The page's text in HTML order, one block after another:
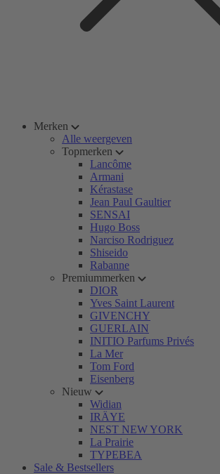
Merken
Alle weergeven
Topmerken
Lancôme
Armani
Kérastase
Jean Paul Gaultier
SENSAI
Hugo Boss
Narciso Rodriguez
Shiseido
Rabanne
Premiummerken
DIOR
Yves Saint Laurent
GIVENCHY
GUERLAIN
INITIO Parfums Privés
La Mer
Tom Ford
Eisenberg
Nieuw
Widian
IRÄYE
NEST NEW YORK
La Prairie
TYPEBEA
Sale & Bestsellers